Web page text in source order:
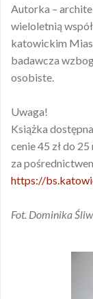
Autorka –
wieloletnią
katowickim
badawcza
osobiste.
Uwaga!
Książka
cenie 45 zł do
za
https://
Fot. Dominika